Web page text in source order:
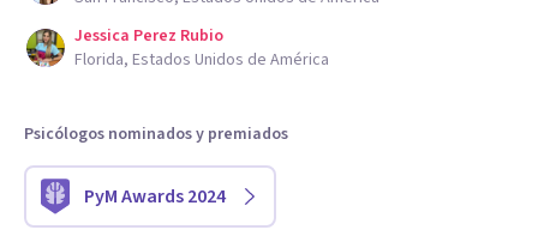
Jessica Perez Rubio
Florida, Estados Unidos de América
Psicólogos nominados y premiados
PyM Awards 2024